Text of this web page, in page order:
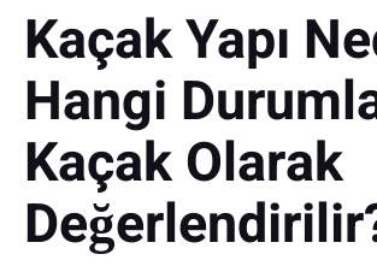
Kaçak Yapı
Hangi
Kaçak Olarak